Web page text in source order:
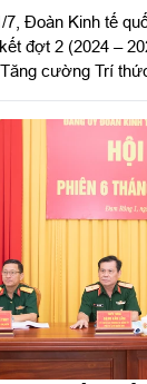
7, Đoàn Kinh tế
đợt 2 (2024 –
cường Trí